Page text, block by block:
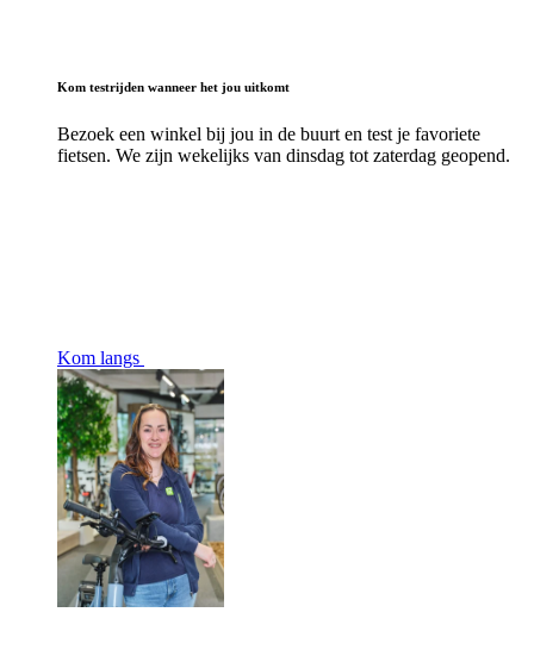
Kom testrijden wanneer het jou uitkomt
Bezoek een winkel bij jou in de buurt en test je favoriete
fietsen. We zijn wekelijks van dinsdag tot zaterdag geopend.
Kom langs